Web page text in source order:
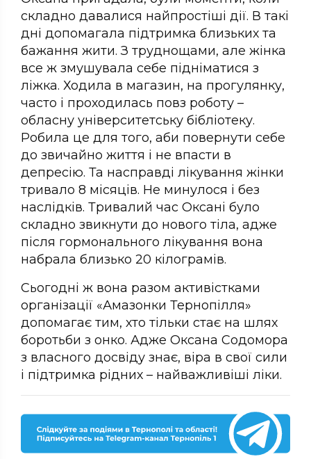
складно давалися найпростіші дії. В такі
дні допомагала підтримка близьких та
бажання жити. З труднощами, але жінка
все ж змушувала себе підніматися з
ліжка. Ходила в магазин, на прогулянку,
часто і проходилась повз роботу –
обласну університетську бібліотеку.
Робила це для того, аби повернути себе
до звичайно життя і не впасти в
депресію. Та насправді лікування жінки
тривало 8 місяців. Не минулося і без
наслідків. Тривалий час Оксані було
складно звикнути до нового тіла, адже
після гормонального лікування вона
набрала близько 20 кілограмів.
Сьогодні ж вона разом активістками
організації «Амазонки Тернопілля»
допомагає тим, хто тільки стає на шлях
боротьби з онко. Адже Оксана Содомора
з власного досвіду знає, віра в свої сили
і підтримка рідних – найважливіші ліки.